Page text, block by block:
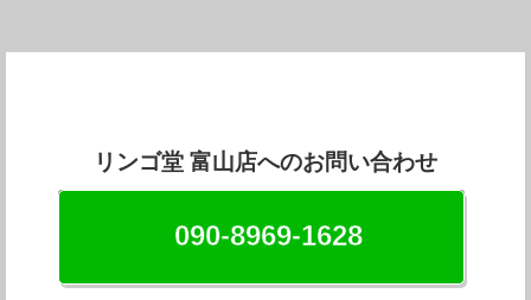
リンゴ堂 富山店へのお問い合わせ
090-8969-1628